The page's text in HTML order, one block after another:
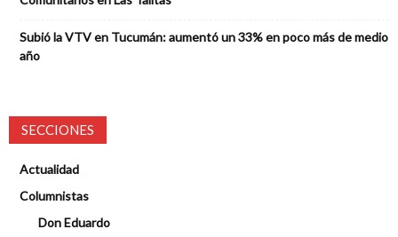
Subió la VTV en Tucumán: aumentó un 33% en poco más de medio
año
SECCIONES
Actualidad
Columnistas
Don Eduardo